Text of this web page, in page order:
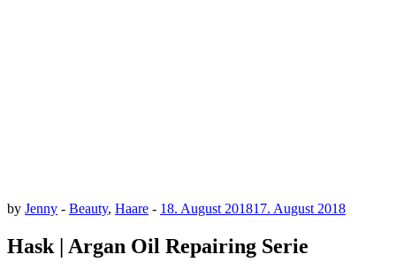
by Jenny - Beauty, Haare - 18. August 201817. August 2018
Hask | Argan Oil Repairing Serie